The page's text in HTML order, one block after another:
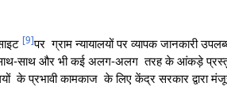
[9]पर ग्राम न्यायालयों पर व्यापक जानकारी
के साथ-साथ और भी कई अलग-अलग तरह के आंकड़े
के प्रभावी कामकाज के लिए केंद्र सरकार